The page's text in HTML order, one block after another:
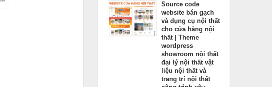
Source code
website bán gạch
và dụng cụ nội thất
cho cửa hàng nội
thất | Theme
wordpress
showroom nội thất
đại lý nội thất vật
liệu nội thất và
trang trí nội thất